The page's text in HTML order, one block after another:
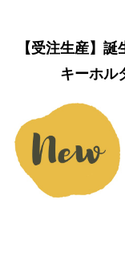
【受注生産】
キーホル